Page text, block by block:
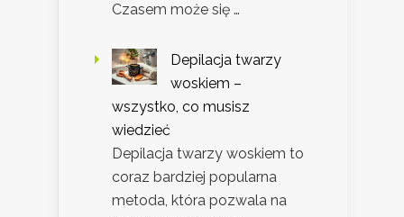
Czasem może się …
Depilacja twarzy
woskiem –
wszystko, co musisz
wiedzieć
Depilacja twarzy woskiem to
coraz bardziej popularna
metoda, która pozwala na